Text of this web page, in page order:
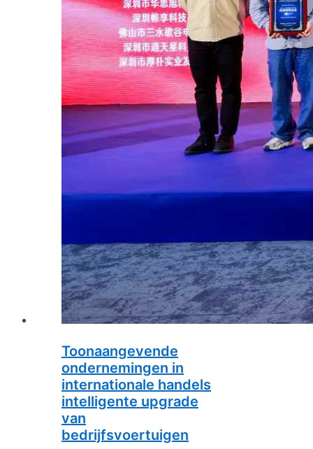
Toonaangevende
ondernemingen in
internationale handels
intelligente upgrade
van
bedrijfsvoertuigen